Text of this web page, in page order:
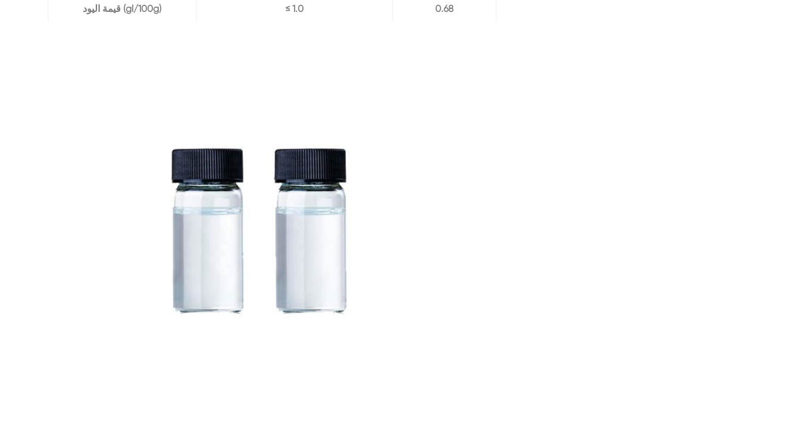
قيمة اليود (gl/100g) ≤ 1.0 0.68